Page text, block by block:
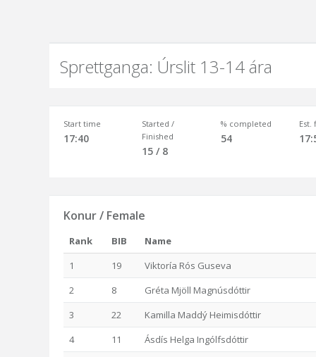
Sprettganga: Úrslit 13-14 ára
Start time
17:40
Started /
Finished
15 / 8
% completed
54
Est.
Konur / Female
Rank BIB
Name
1
19
Viktoría Rós Guseva
2
8
Gréta Mjöll Magnúsdóttir
3
22
Kamilla Maddý Heimisdóttir
4
11
Ásdís Helga Ingólfsdóttir